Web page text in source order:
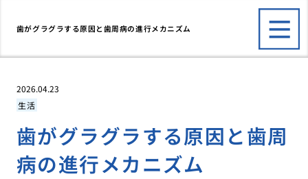
歯がグラグラする原因と歯周病の進行メカニズム
2026.04.23
生活
歯がグラグラする原因と歯周
病の進行メカニズム